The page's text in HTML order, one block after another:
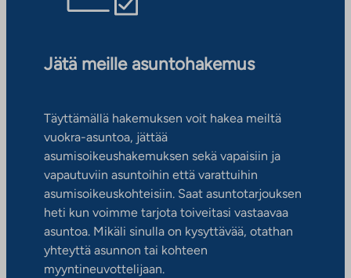
Jätä meille asuntohakemus
Täyttämällä hakemuksen voit hakea meiltä
vuokra-asuntoa, jättää
asumisoikeushakemuksen sekä vapaisiin ja
vapautuviin asuntoihin että varattuihin
asumisoikeuskohteisiin. Saat asuntotarjouksen
heti kun voimme tarjota toiveitasi vastaavaa
asuntoa. Mikäli sinulla on kysyttävää, otathan
yhteyttä asunnon tai kohteen
myyntineuvottelijaan.